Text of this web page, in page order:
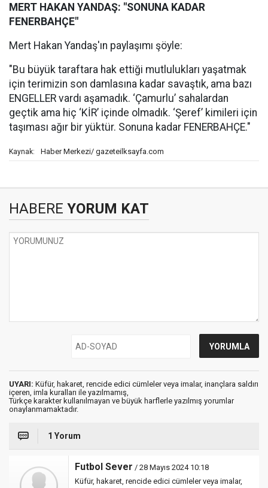
MERT HAKAN YANDAŞ: "SONUNA KADAR
FENERBAHÇE"
Mert Hakan Yandaş'ın paylaşımı şöyle:
"Bu büyük taraftara hak ettiği mutlulukları yaşatmak
için terimizin son damlasına kadar savaştık, ama bazı
ENGELLER vardı aşamadık. ‘Çamurlu’ sahalardan
geçtik ama hiç ‘KİR’ içinde olmadık. ‘Şeref’ kimileri için
taşıması ağır bir yüktür. Sonuna kadar FENERBAHÇE."
Kaynak: Haber Merkezi/ gazeteilksayfa.com
HABERE YORUM KAT
UYARI: Küfür, hakaret, rencide edici cümleler veya imalar, inançlara saldırı
içeren, imla kuralları ile yazılmamış,
Türkçe karakter kullanılmayan ve büyük harflerle yazılmış yorumlar
onaylanmamaktadır.
1 Yorum
Futbol Sever / 28 Mayıs 2024 10:18
Küfür, hakaret, rencide edici cümleler veya imalar,